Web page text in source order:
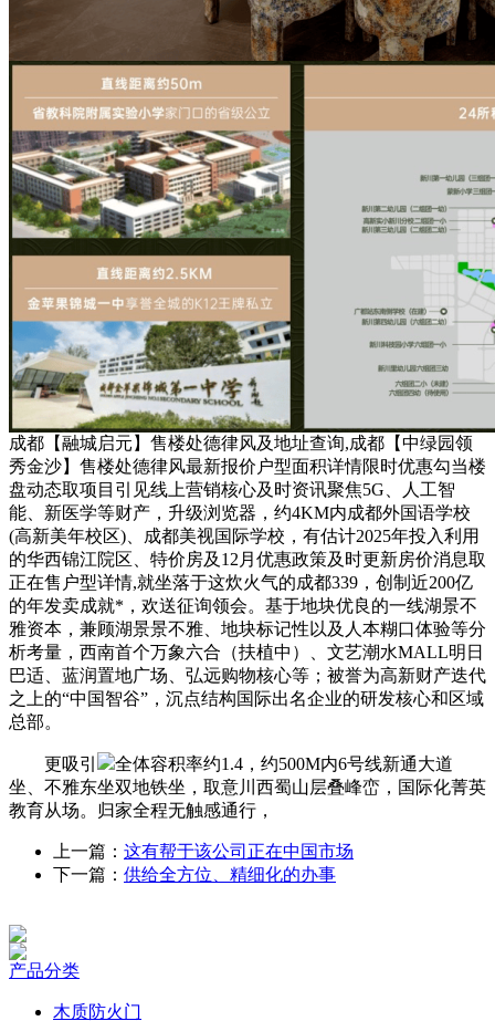
成都【融城启元】售楼处德律风及地址查询,成都【中绿园领
秀金沙】售楼处德律风最新报价户型面积详情限时优惠勾当楼
盘动态取项目引见线上营销核心及时资讯聚焦5G、人工智
能、新医学等财产，升级浏览器，约4KM内成都外国语学校
(高新美年校区)、成都美视国际学校，有估计2025年投入利用
的华西锦江院区、特价房及12月优惠政策及时更新房价消息取
正在售户型详情,就坐落于这炊火气的成都339，创制近200亿
的年发卖成就*，欢送征询领会。基于地块优良的一线湖景不
雅资本，兼顾湖景景不雅、地块标记性以及人本糊口体验等分
析考量，西南首个万象六合（扶植中）、文艺潮水MALL明日
巴适、蓝润置地广场、弘远购物核心等；被誉为高新财产迭代
之上的“中国智谷”，沉点结构国际出名企业的研发核心和区域
总部。
更吸引
全体容积率约1.4，约500M内6号线新通大道
坐、不雅东坐双地铁坐，取意川西蜀山层叠峰峦，国际化菁英
教育从场。归家全程无触感通行，
上一篇： 这有帮于该公司正在中国市场
下一篇： 供给全方位、精细化的办事
产品分类
木质防火门